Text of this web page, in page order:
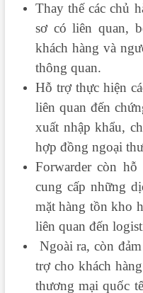
Thay thế các chủ
sơ có liên quan,
khách hàng và
thông quan.
Hỗ trợ thực hiện
liên quan đến
xuất nhập khẩu,
hợp đồng ngoại
Forwarder còn
cung cấp những
mặt hàng tồn kho
liên quan đến
Ngoài ra, còn
trợ cho khách
thương mại quốc